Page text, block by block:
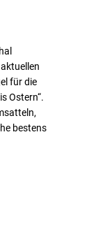
für die
Ostern“.
bestens